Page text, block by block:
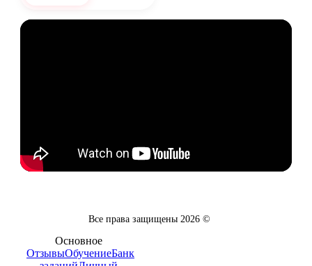
Все права защищены2026 ©
Основное
ОтзывыОбучениеБанк